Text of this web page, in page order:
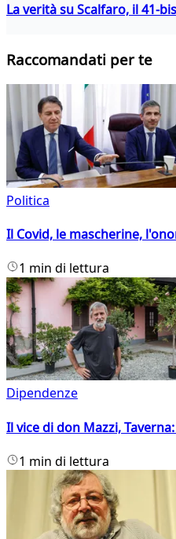
La verità su Scalfaro, il 41-
Raccomandati per te
Politica
Il Covid, le mascherine,
1 min di lettura
Dipendenze
Il vice di don Mazzi,
1 min di lettura